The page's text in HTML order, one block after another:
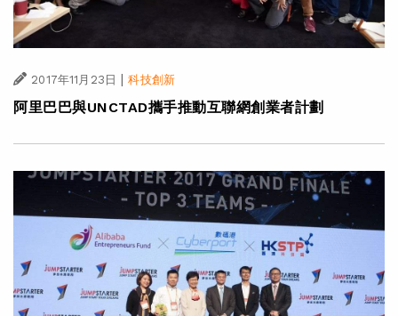
2017年11月23日 | 科技創新
阿里巴巴與UNCTAD攜手推動互聯網創業者計劃